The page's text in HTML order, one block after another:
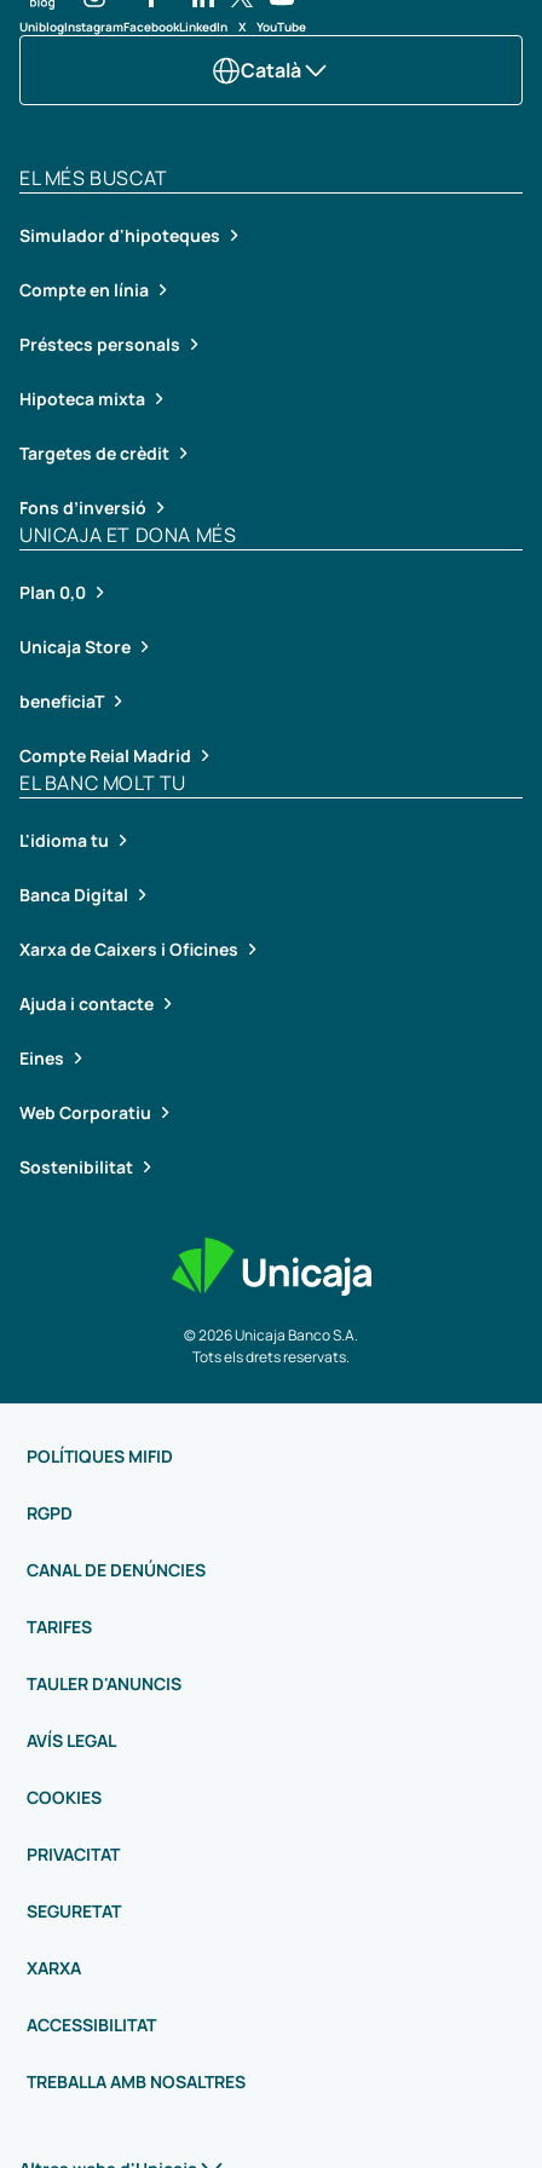
UniblogInstagramFacebookLinkedIn X YouTube
Català
© 2026 Unicaja Banco S.A.
Tots els drets reservats.
EL MÉS BUSCAT
Simulador d'hipoteques
Compte en línia
Préstecs personals
Hipoteca mixta
Targetes de crèdit
Fons d’inversió
UNICAJA ET DONA MÉS
Plan 0,0
Unicaja Store
beneficiaT
Compte Reial Madrid
EL BANC MOLT TU
L'idioma tu
Banca Digital
Xarxa de Caixers i Oficines
Ajuda i contacte
Eines
Web Corporatiu
Sostenibilitat
POLÍTIQUES MIFID
RGPD
CANAL DE DENÚNCIES
TARIFES
TAULER D'ANUNCIS
AVÍS LEGAL
COOKIES
PRIVACITAT
SEGURETAT
XARXA
ACCESSIBILITAT
TREBALLA AMB NOSALTRES